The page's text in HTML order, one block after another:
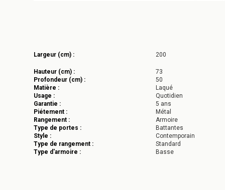
Largeur (cm) : 200
Hauteur (cm) :
73
Profondeur (cm) :
50
Matière :
Laqué
Usage :
Quotidien
Garantie :
5 ans
Piétement :
Métal
Rangement :
Armoire
Type de portes :
Battantes
Style :
Contemporain
Type de rangement :
Standard
Type d'armoire :
Basse